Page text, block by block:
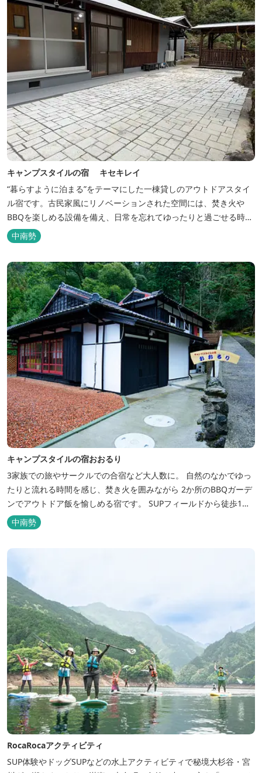
キャンプスタイルの宿 キセキレイ
“暮らすように泊まる”をテーマにした一棟貸しのアウトドアスタイ
ル宿です。古民家風にリノベーションされた空間には、焚き火や
BBQを楽しめる設備を備え、日常を忘れてゆったりと過ごせる時間
が広がります。ペット同伴も可能で、愛犬と一緒に自然を満喫でき
るのも魅力です。 【営業時間】 チェックイン 15：00（早めのチ
【定...
中南勢
キャンプスタイルの宿おおるり
3家族での旅やサークルでの合宿など大人数に。 自然のなかでゆっ
たりと流れる時間を感じ、焚き火を囲みながら 2か所のBBQガーデ
ンでアウトドア飯を愉しめる宿です。 SUPフィールドから徒歩1
分。絶景に囲まれた水上アクティビティも満喫したい方へ。
中南勢
RocaRocaアクティビティ
SUP体験やドッグSUPなどの水上アクティビティで秘境大杉谷・宮